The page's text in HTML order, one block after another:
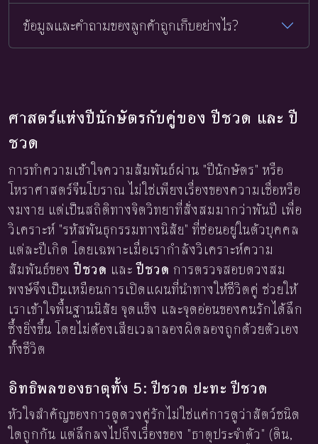
ข้อมูลและคำถามของลูกค้าถูกเก็บอย่างไร?
ศาสตร์แห่งปีนักษัตรกับคู่ของ ปีชวด และ ปี
ชวด
การทำความเข้าใจความสัมพันธ์ผ่าน "ปีนักษัตร" หรือ
โหราศาสตร์จีนโบราณ ไม่ใช่เพียงเรื่องของความเชื่อหรือ
งมงาย แต่เป็นสถิติทางจิตวิทยาที่สั่งสมมากว่าพันปี เพื่อ
วิเคราะห์ "รหัสพันธุกรรมทางนิสัย" ที่ซ่อนอยู่ในตัวบุคคล
แต่ละปีเกิด โดยเฉพาะเมื่อเรากำลังวิเคราะห์ความ
สัมพันธ์ของปีชวด และปีชวด การตรวจสอบดวงสม
พงษ์จึงเป็นเหมือนการเปิดแผนที่นำทางให้ชีวิตคู่ ช่วยให้
เราเข้าใจพื้นฐานนิสัย จุดแข็ง และจุดอ่อนของคนรักได้ลึก
ซึ้งยิ่งขึ้น โดยไม่ต้องเสียเวลาลองผิดลองถูกด้วยตัวเอง
ทั้งชีวิต
อิทธิพลของธาตุทั้ง 5: ปีชวด ปะทะ ปีชวด
หัวใจสำคัญของการดูดวงคู่รักไม่ใช่แค่การดูว่าสัตว์ชนิด
ใดถูกกัน แต่ลึกลงไปถึงเรื่องของ "ธาตุประจำตัว" (ดิน,